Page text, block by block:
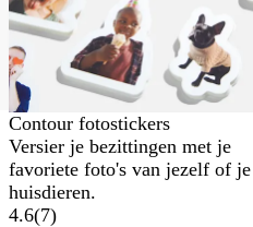
Contour fotostickers
Versier je bezittingen met je
favoriete foto's van jezelf of je
huisdieren.
4.6(7)